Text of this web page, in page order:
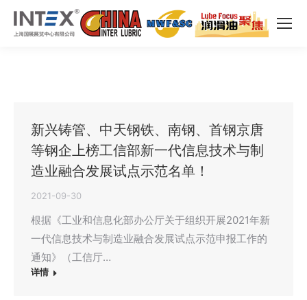
新兴铸管、中天钢铁、南钢、首钢京唐
等钢企上榜工信部新一代信息技术与制
造业融合发展试点示范名单！
2021-09-30
根据《工业和信息化部办公厅关于组织开展2021年新
一代信息技术与制造业融合发展试点示范申报工作的
通知》（工信厅…
详情